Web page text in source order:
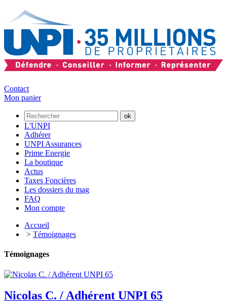
Contact
Mon panier
L'UNPI
Adhérer
UNPI Assurances
Prime Energie
La boutique
Actus
Taxes Foncières
Les dossiers du mag
FAQ
Mon compte
Accueil
> Témoignages
Témoignages
Nicolas C. / Adhérent UNPI 65